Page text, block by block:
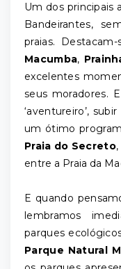
Um dos principais
Bandeirantes,
praias. Destacam-
Macumba,
excelentes
seus moradores.
‘aventureiro’, subir
um ótimo
Praia do Secreto
entre a Praia da
E quando
lembramos
parques
Parque Natural